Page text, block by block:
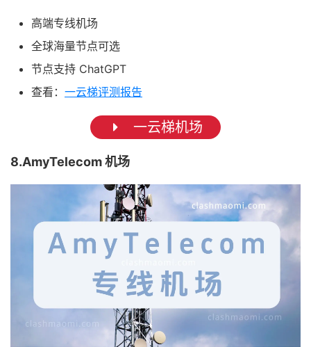
高端专线机场
全球海量节点可选
节点支持 ChatGPT
查看： 一云梯评测报告
一云梯机场
8.AmyTelecom 机场